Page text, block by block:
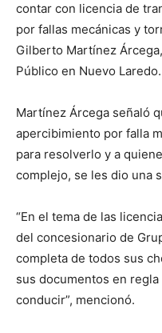
contar con licencia de
por fallas mecánicas y
Gilberto Martínez
Público en Nuevo Laredo.
Martínez Árcega señaló
apercibimiento por falla
para resolverlo y a
complejo, se les dio una
“En el tema de las
del concesionario de
completa de todos sus
sus documentos en
conducir”, mencionó.